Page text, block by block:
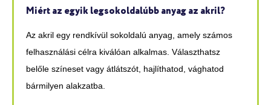
Miért az egyik legsokoldalúbb anyag az akril?
Az akril egy rendkívül sokoldalú anyag, amely számos
felhasználási célra kiválóan alkalmas. Választhatsz
belőle színeset vagy átlátszót, hajlíthatod, vághatod
bármilyen alakzatba.